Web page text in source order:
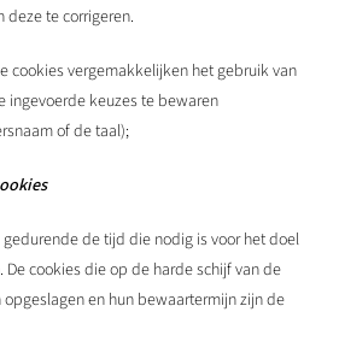
te corrigeren.
cookies vergemakkelijken het gebruik van
keuzes te bewaren
of de taal);
de tijd die nodig is voor het doel
cookies die op de harde schijf van de
en hun bewaartermijn zijn de